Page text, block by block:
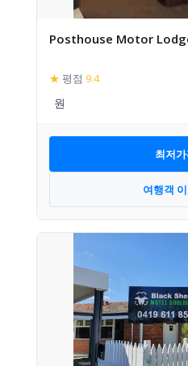
Posthouse Motor
★ 평점 9.4
최저
여행객